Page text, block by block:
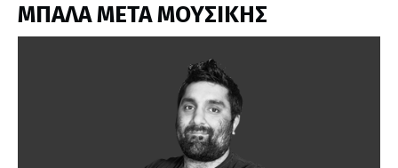
ΜΠΑΛΑ ΜΕΤΑ ΜΟΥΣΙΚΗΣ